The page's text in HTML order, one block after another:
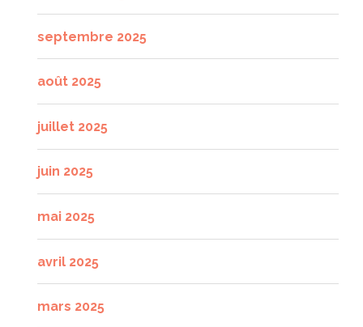
septembre 2025
août 2025
juillet 2025
juin 2025
mai 2025
avril 2025
mars 2025